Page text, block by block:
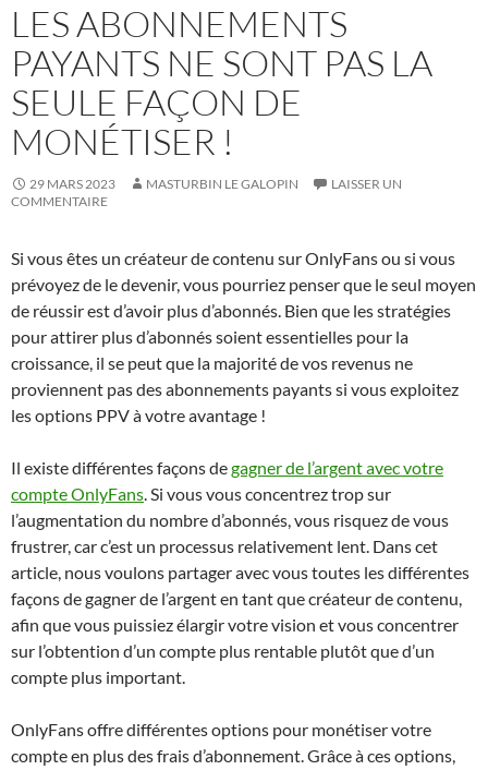
LES ABONNEMENTS
PAYANTS NE SONT PAS LA
SEULE FAÇON DE
MONÉTISER !
29 MARS 2023 MASTURBIN LE GALOPIN
LAISSER UN
COMMENTAIRE
Si vous êtes un créateur de contenu sur OnlyFans ou si vous
prévoyez de le devenir, vous pourriez penser que le seul moyen
de réussir est d’avoir plus d’abonnés. Bien que les stratégies
pour attirer plus d’abonnés soient essentielles pour la
croissance, il se peut que la majorité de vos revenus ne
proviennent pas des abonnements payants si vous exploitez
les options PPV à votre avantage !
Il existe différentes façons degagner de l’argent avec votre
compte OnlyFans. Si vous vous concentrez trop sur
l’augmentation du nombre d’abonnés, vous risquez de vous
frustrer, car c’est un processus relativement lent. Dans cet
article, nous voulons partager avec vous toutes les différentes
façons de gagner de l’argent en tant que créateur de contenu,
afin que vous puissiez élargir votre vision et vous concentrer
sur l’obtention d’un compte plus rentable plutôt que d’un
compte plus important.
OnlyFans offre différentes options pour monétiser votre
compte en plus des frais d’abonnement. Grâce à ces options,